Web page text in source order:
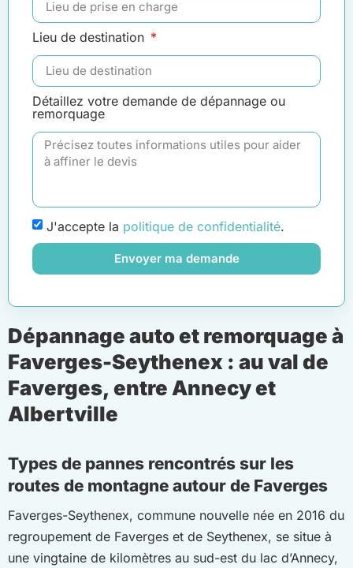
Lieu de destination
Détaillez votre demande de dépannage ou
remorquage
J'accepte la politique de confidentialité.
Envoyer ma demande
Dépannage auto et remorquage à
Faverges-Seythenex : au val de
Faverges, entre Annecy et
Albertville
Types de pannes rencontrés sur les
routes de montagne autour de Faverges
Faverges-Seythenex, commune nouvelle née en 2016 du
regroupement de Faverges et de Seythenex, se situe à
une vingtaine de kilomètres au sud-est du lac d’Annecy,